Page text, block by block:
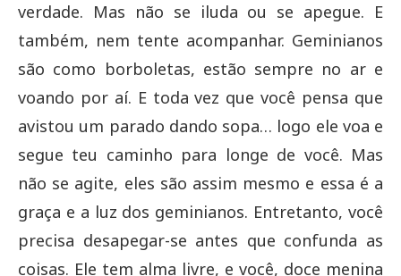
verdade. Mas não se iluda ou se apegue. E
também, nem tente acompanhar. Geminianos
são como borboletas, estão sempre no ar e
voando por aí. E toda vez que você pensa que
avistou um parado dando sopa… logo ele voa e
segue teu caminho para longe de você. Mas
não se agite, eles são assim mesmo e essa é a
graça e a luz dos geminianos. Entretanto, você
precisa desapegar-se antes que confunda as
coisas. Ele tem alma livre, e você, doce menina